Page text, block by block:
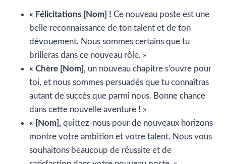
« Félicitations [Nom] ! Ce nouveau poste est une
belle reconnaissance de ton talent et de ton
dévouement. Nous sommes certains que tu
brilleras dans ce nouveau rôle. »
« Chère [Nom], un nouveau chapitre s’ouvre pour
toi, et nous sommes persuadés que tu connaîtras
autant de succès que parmi nous. Bonne chance
dans cette nouvelle aventure ! »
« [Nom], quittez-nous pour de nouveaux horizons
montre votre ambition et votre talent. Nous vous
souhaitons beaucoup de réussite et de